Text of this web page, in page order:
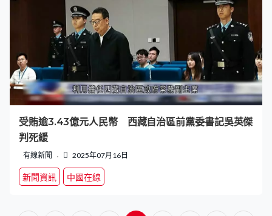
受賄逾3.43億元人民幣 西藏自治區前黨委書記吳英傑
判死緩
有線新聞 2025年07月16日
新聞資訊 中國在線